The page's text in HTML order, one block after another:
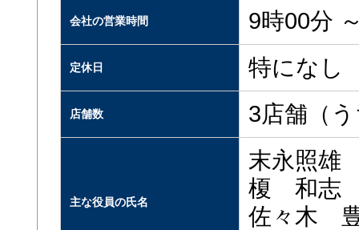
会社の営業時間 9時00分
定休日 特になし
店舗数 3店舗（
主な役員の氏名
末永照雄
榎 和志
佐々木